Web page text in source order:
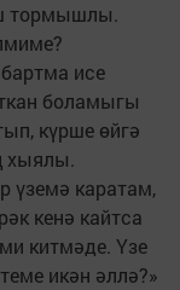
тормышлы.
исе
боламыгы
күрше өйгә
хыялы.
үземә каратам,
кенә кайтса
китмәде. Үзе
икән әллә?»